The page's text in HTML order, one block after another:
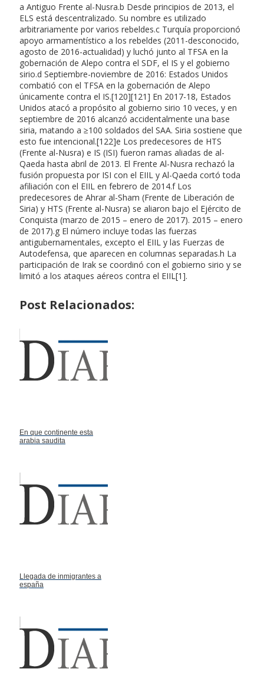
a Antiguo Frente al-Nusra.b Desde principios de 2013, el
ELS está descentralizado. Su nombre es utilizado
arbitrariamente por varios rebeldes.c Turquía proporcionó
apoyo armamentístico a los rebeldes (2011-desconocido,
agosto de 2016-actualidad) y luchó junto al TFSA en la
gobernación de Alepo contra el SDF, el IS y el gobierno
sirio.d Septiembre-noviembre de 2016: Estados Unidos
combatió con el TFSA en la gobernación de Alepo
únicamente contra el IS.[120][121] En 2017-18, Estados
Unidos atacó a propósito al gobierno sirio 10 veces, y en
septiembre de 2016 alcanzó accidentalmente una base
siria, matando a ≥100 soldados del SAA. Siria sostiene que
esto fue intencional.[122]e Los predecesores de HTS
(Frente al-Nusra) e IS (ISI) fueron ramas aliadas de al-
Qaeda hasta abril de 2013. El Frente Al-Nusra rechazó la
fusión propuesta por ISI con el EIIL y Al-Qaeda cortó toda
afiliación con el EIIL en febrero de 2014.f Los
predecesores de Ahrar al-Sham (Frente de Liberación de
Siria) y HTS (Frente al-Nusra) se aliaron bajo el Ejército de
Conquista (marzo de 2015 – enero de 2017). 2015 – enero
de 2017).g El número incluye todas las fuerzas
antigubernamentales, excepto el EIIL y las Fuerzas de
Autodefensa, que aparecen en columnas separadas.h La
participación de Irak se coordinó con el gobierno sirio y se
limitó a los ataques aéreos contra el EIIL[1].
Post Relacionados:
En que continente esta
arabia saudita
Llegada de inmigrantes a
españa